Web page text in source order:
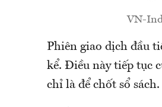
VN-
Phiên giao dịch đầu
kể. Điều này tiếp tục
chỉ là để chốt sổ sách.